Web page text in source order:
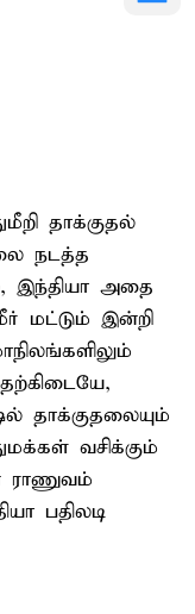
தாக்குதல்
நடத்த
இந்தியா அதை
மட்டும் இன்றி
தாக்குதலையும்
வசிக்கும்
ராணுவம்
பதிலடி